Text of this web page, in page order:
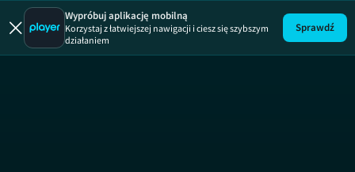
Uwaga! Pirat
Wypróbuj aplikację mobilną
Korzystaj z łatwiejszej nawigacji i ciesz się szybszym
działaniem
Sprawdź